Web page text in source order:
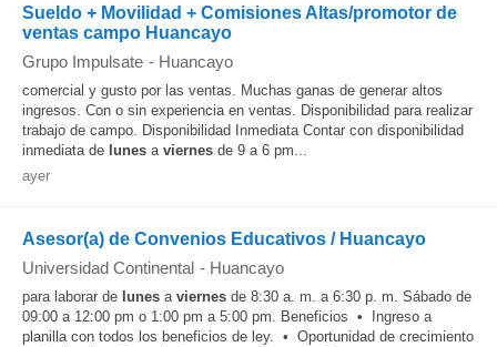
Sueldo + Movilidad + Comisiones Altas/promotor de
ventas campo Huancayo
Grupo Impulsate - Huancayo
comercial y gusto por las ventas. Muchas ganas de generar altos
ingresos. Con o sin experiencia en ventas. Disponibilidad para realizar
trabajo de campo. Disponibilidad Inmediata Contar con disponibilidad
inmediata de lunes a viernes de 9 a 6 pm...
ayer
Asesor(a) de Convenios Educativos / Huancayo
Universidad Continental - Huancayo
para laborar de lunes a viernes de 8:30 a. m. a 6:30 p. m. Sábado de
09:00 a 12:00 pm o 1:00 pm a 5:00 pm. Beneficios • Ingreso a
planilla con todos los beneficios de ley. • Oportunidad de crecimiento